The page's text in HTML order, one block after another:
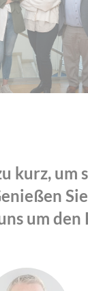
kurz, um
um den